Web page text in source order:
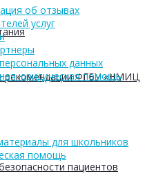
рекомендации ФГБУ «НМИЦ
пациентов
об отзывах
услуг
данных
юридическая помощь
для школьников
помощь